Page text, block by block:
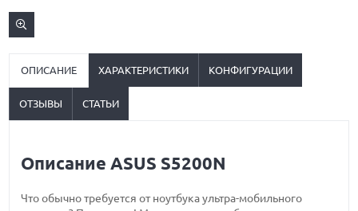
ОПИСАНИЕ ХАРАКТЕРИСТИКИ КОНФИГУРАЦИИ
ОТЗЫВЫ СТАТЬИ
Описание ASUS S5200N
Что обычно требуется от ноутбука ультра-мобильного